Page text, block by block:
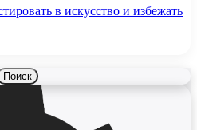
в искусство и избежать